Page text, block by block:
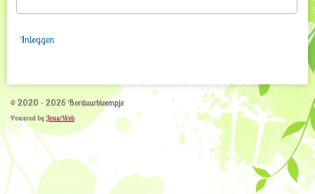
Inloggen
© 2020 - 2026 Borduurbloempje
Powered by JouwWeb